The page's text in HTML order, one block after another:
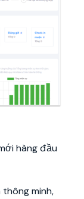
hàng đầu
minh,